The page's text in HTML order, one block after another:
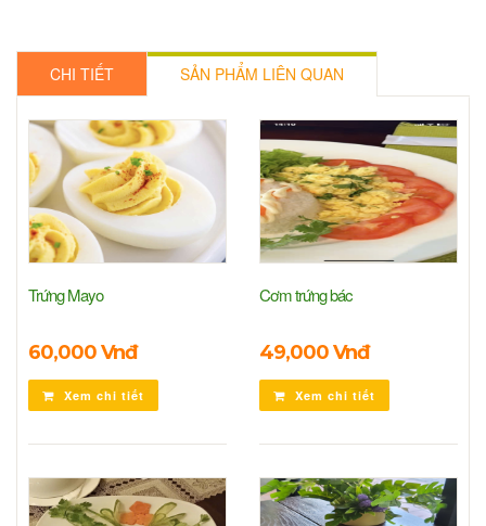
CHI TIẾT SẢN PHẨM LIÊN QUAN
Trứng Mayo
60,000 Vnđ
Xem chi tiết
Cơm trứng bác
49,000 Vnđ
Xem chi tiết